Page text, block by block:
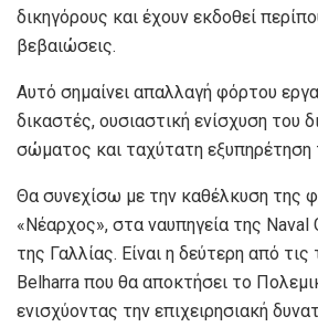
δικηγόρους και έχουν εκδοθεί
βεβαιώσεις.
Αυτό σημαίνει απαλλαγή φόρτου
δικαστές, ουσιαστική ενίσχυση του
σώματος και ταχύτατη
Θα συνεχίσω με την καθέλκυση της
«Νέαρχος», στα ναυπηγεία της Naval
της Γαλλίας. Είναι η δεύτερη από
Belharra που θα αποκτήσει το
ενισχύοντας την επιχειρησιακή